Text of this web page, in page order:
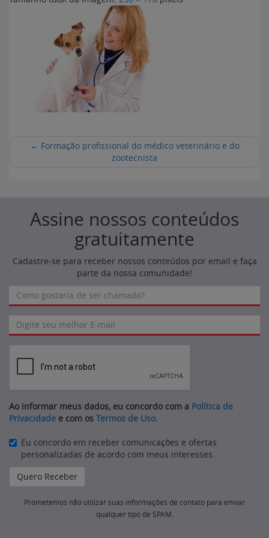
← Formação profissional do médico veterinário e do
zootecnista
Assine nossos conteúdos
gratuitamente
Cadastre-se para receber nossos conteúdos por email e faça
parte da nossa comunidade!
Ao informar meus dados, eu concordo com a Política de
Privacidade e com os Termos de Uso.
Eu concordo em receber comunicações e ofertas
personalizadas de acordo com meus interesses.
Prometemos não utilizar suas informações de contato para enviar
qualquer tipo de SPAM.